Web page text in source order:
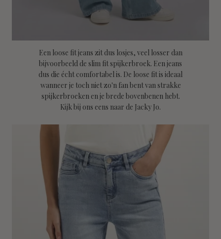
Een loose fit jeans zit dus losjes, veel losser dan
bijvoorbeeld de slim fit spijkerbroek. Een jeans
dus die écht comfortabel is. De loose fit is ideaal
wanneer je toch niet zo'n fan bent van strakke
spijkerbroeken en je brede bovenbenen hebt.
Kijk bij ons eens naar de Jacky Jo.